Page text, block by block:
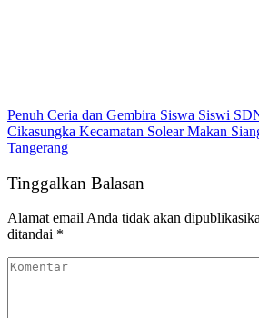
Penuh Ceria dan Gembira Siswa Siswi
Cikasungka Kecamatan Solear Makan
Tangerang
Tinggalkan Balasan
Alamat email Anda tidak akan
ditandai *